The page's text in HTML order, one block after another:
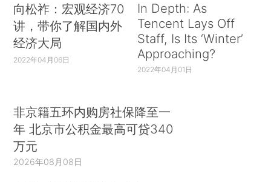
向松祚：宏观经济70
讲，带你了解国内外
经济大局
2022年04月06日
In Depth: As
Tencent Lays Off
Staff, Is Its ‘Winter’
Approaching?
2022年04月01日
非京籍五环内购房社保降至一
年 北京市公积金最高可贷340
万元
2026年08月08日